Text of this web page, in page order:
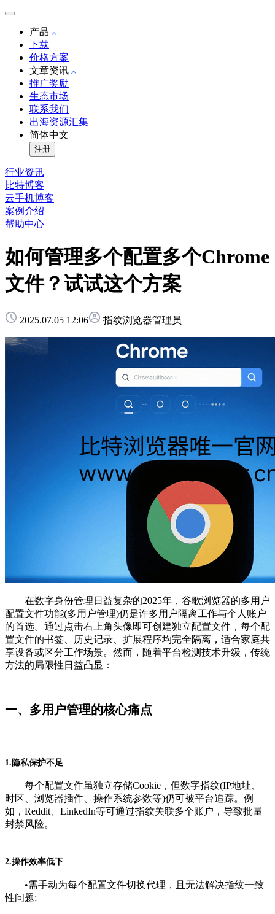
产品
下载
价格方案
文章资讯
推广奖励
生态市场
联系我们
出海资源汇集
简体中文
注册
行业资讯
比特博客
云手机博客
案例介绍
帮助中心
如何管理多个配置多个Chrome
文件？试试这个方案
2025.07.05 12:06 指纹浏览器管理员
在数字身份管理日益复杂的2025年，谷歌浏览器的多用户
配置文件功能(多用户管理)仍是许多用户隔离工作与个人账户
的首选。通过点击右上角头像即可创建独立配置文件，每个配
置文件的书签、历史记录、扩展程序均完全隔离，适合家庭共
享设备或区分工作场景。然而，随着平台检测技术升级，传统
方法的局限性日益凸显：
一、多用户管理的核心痛点
1.隐私保护不足
每个配置文件虽独立存储Cookie，但数字指纹(IP地址、
时区、浏览器插件、操作系统参数等)仍可被平台追踪。例
如，Reddit、LinkedIn等可通过指纹关联多个账户，导致批量
封禁风险。
2.操作效率低下
•需手动为每个配置文件切换代理，且无法解决指纹一致
性问题;